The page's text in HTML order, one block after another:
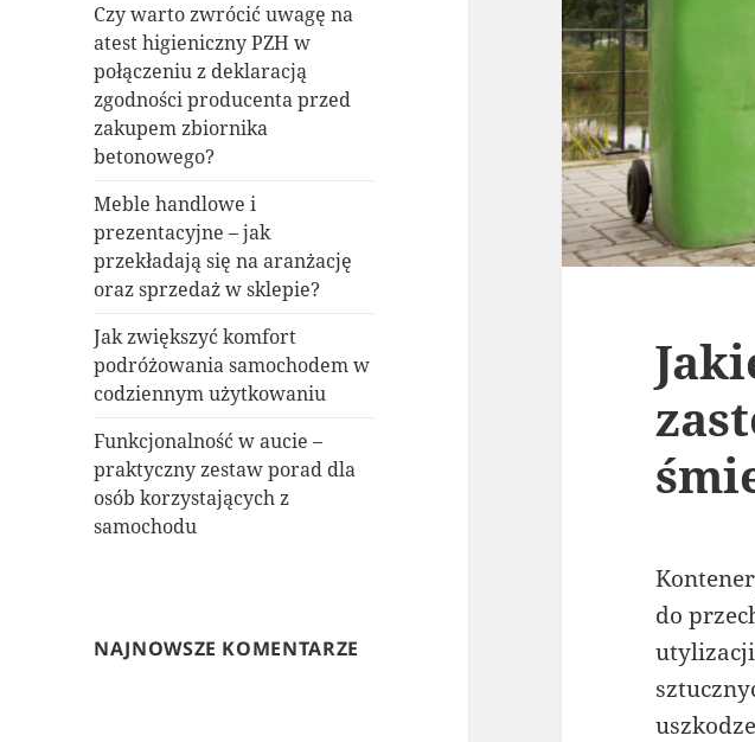
Czy warto zwrócić uwagę na
atest higieniczny PZH w
połączeniu z deklaracją
zgodności producenta przed
zakupem zbiornika
betonowego?
Meble handlowe i
prezentacyjne – jak
przekładają się na aranżację
oraz sprzedaż w sklepie?
Jak zwiększyć komfort
podróżowania samochodem w
codziennym użytkowaniu
Funkcjonalność w aucie –
praktyczny zestaw porad dla
osób korzystających z
samochodu
NAJNOWSZE KOMENTARZE
do